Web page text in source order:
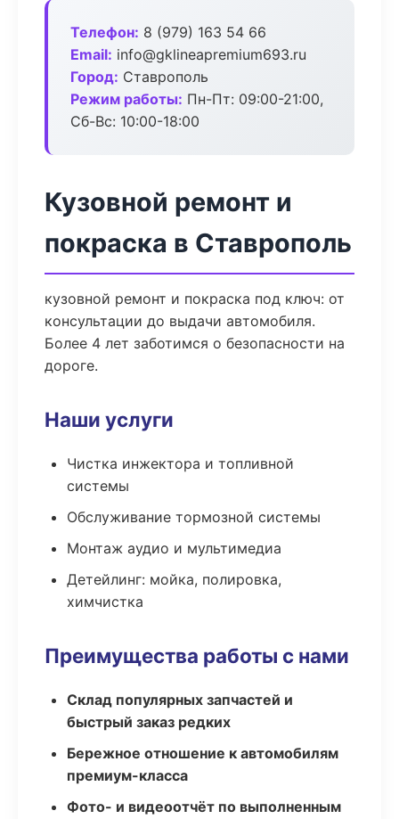
Телефон: 8 (979) 163 54 66
Email: info@gklineapremium693.ru
Город: Ставрополь
Режим работы: Пн-Пт: 09:00-21:00,
Сб-Вс: 10:00-18:00
Кузовной ремонт и
покраска в Ставрополь
кузовной ремонт и покраска под ключ: от
консультации до выдачи автомобиля.
Более 4 лет заботимся о безопасности на
дороге.
Наши услуги
Чистка инжектора и топливной
системы
Обслуживание тормозной системы
Монтаж аудио и мультимедиа
Детейлинг: мойка, полировка,
химчистка
Преимущества работы с нами
Склад популярных запчастей и
быстрый заказ редких
Бережное отношение к автомобилям
премиум-класса
Фото- и видеоотчёт по выполненным